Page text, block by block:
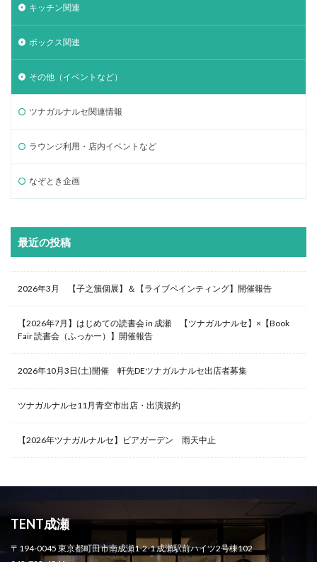
キッチン関連
ボックス関連
その他（イベントなど）
ツナガルナルセ関連情報
ラウンジ利用・店内イベントなど
なぞとき企画
最近の投稿
2026年3月 【子之籏個展】＆【ライブペインティング】開催報告
【2026年7月】はじめての読書会 in 成瀬 【ツナガルナルセ】×【Book
Fair 読書会（ふっかー）】開催報告
2026年10月3日(土)開催 軒先DEツナガルナルセ出店者募集
ツナガルナルセ11月青空市出店・出演規約
【2026年ツナガルナルセ】ビアガーデン 雨天中止
TENT成瀬
〒194-0045 東京都町田市南成瀬1-2-1 成瀬駅前ハイツ2号棟102